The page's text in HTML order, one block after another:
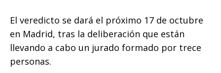
El veredicto se dará el próximo 17 de octubre
en Madrid, tras la deliberación que están
llevando a cabo un jurado formado por trece
personas.